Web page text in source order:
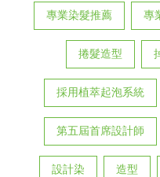
專業染髮推薦 專
捲髮造型
採用植萃起泡系統
第五屆首席設計師
設計染 造型